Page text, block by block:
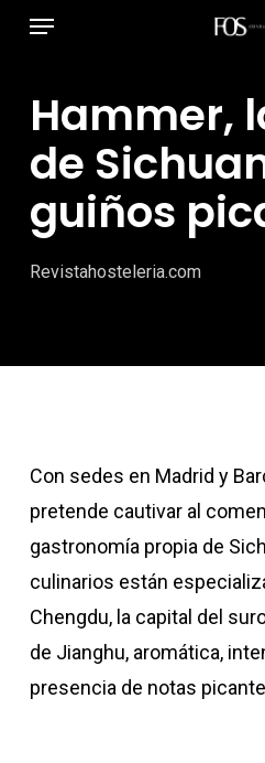
principal
Menú
Hammer,
de
guiños
Revistahosteleria.com
Con sedes en Madrid y
pretende cautivar al
gastronomía propia de
culinarios están
Chengdu, la capital del
de Jianghu, aromática,
presencia de notas